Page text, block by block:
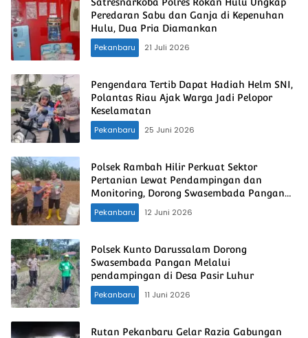
Peredaran Sabu dan Ganja di Kepenuhan
Hulu, Dua Pria Diamankan
Pekanbaru
21 Juli 2026
Pengendara Tertib Dapat Hadiah Helm SNI,
Polantas Riau Ajak Warga Jadi Pelopor
Keselamatan
Pekanbaru
25 Juni 2026
Polsek Rambah Hilir Perkuat Sektor
Pertanian Lewat Pendampingan dan
Monitoring, Dorong Swasembada Pangan
Nasional
Pekanbaru 12 Juni 2026
Polsek Kunto Darussalam Dorong
Swasembada Pangan Melalui
pendampingan di Desa Pasir Luhur
Pekanbaru
11 Juni 2026
Rutan Pekanbaru Gelar Razia Gabungan